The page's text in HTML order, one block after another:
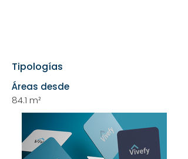
Tipologías
Áreas desde
84.1 m²